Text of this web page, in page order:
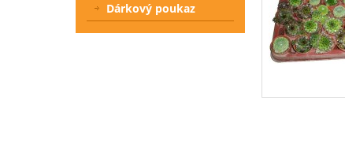
Dárkový poukaz